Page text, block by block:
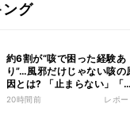
ング
約6割が“咳で困った経験あ
り”…風邪だけじゃない咳の
因とは? 「止まらない」「眠
れない」悩みを医師が解説
20時間前 レポー